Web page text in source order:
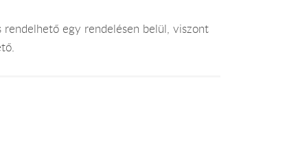
rendelhető egy rendelésen belül, viszont